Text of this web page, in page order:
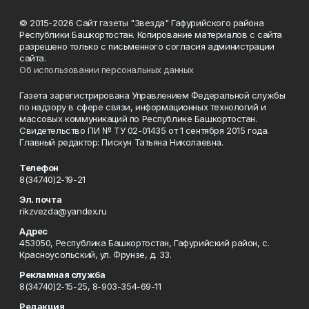
© 2015-2026 Сайт газеты "Звезда" Гафурийского района
Республики Башкортостан. Копирование материалов с сайта
разрешено только с письменного согласия администрации
сайта.
Об использовании персональных данных
Газета зарегистрирована Управлением Федеральной службы
по надзору в сфере связи, информационных технологий и
массовых коммуникаций по Республике Башкортостан.
Свидетельство ПИ № ТУ 02-01435 от 1 сентября 2015 года.
Главный редактор: Пискун Татьяна Николаевна.
Телефон
8(34740)2-19-21
Эл. почта
rikzvezda@yandex.ru
Адрес
453050, Республика Башкортостан, Гафурийский район, с.
Красноусольский, ул. Фрунзе, д. 33.
Рекламная служба
8(34740)2-15-25, 8-903-354-69-11
Редакция